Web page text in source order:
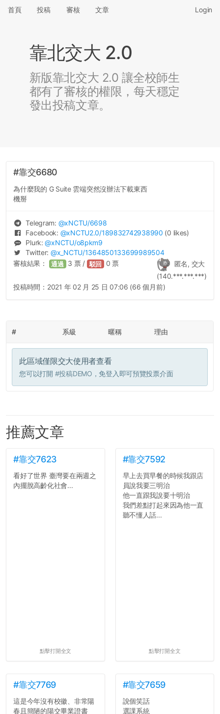
首頁 投稿 審核 文章 Login
靠北交大 2.0
新版靠北交大 2.0 讓全校師生
都有了審核的權限，每天穩定
發出投稿文章。
#靠交6680
為什麼我的 G Suite 雲端突然沒辦法下載東西
機掰
Telegram: @xNCTU/6698
Facebook: @xNCTU2.0/189832742938990 (0 likes)
Plurk:@xNCTU/o8pkm9
Twitter: @x_NCTU/1364850133699989504
匿名, 交大
(140.***.***.***)
審核結果： 通過 3 票 / 駁回 0 票
投稿時間： 2021 年 02 月 25 日 07:06 (66 個月前)
# 系級 暱稱 理由
此區域僅限交大使用者查看
您可以打開 #投稿DEMO ，免登入即可預覽投票介面
推薦文章
#靠交7623
看好了世界 臺灣要在兩週之
內擺脫高齡化社會...
點擊打開全文
#靠交7592
早上去買早餐的時候我跟店
員說我要三明治
他一直跟我說要十明治
我們差點打起來因為他一直
聽不懂人話...
點擊打開全文
#靠交7769
這是今年沒有校徽、非常陽
春且簡陋的陽交畢業證書
#靠交7659
說個笑話
選課系統